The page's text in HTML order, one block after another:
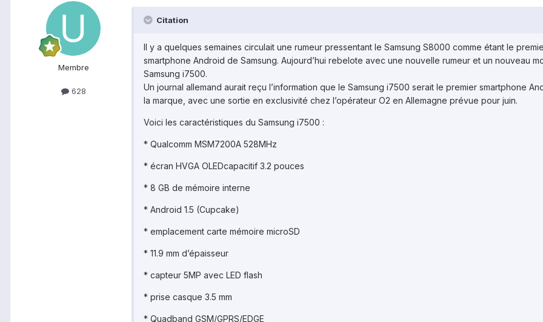
Membre
628
Citation
Il y a quelques semaines circulait une rumeur pressentant le Samsung S8000 comme étant le
smartphone Android de Samsung. Aujourd’hui rebelote avec une nouvelle rumeur et un nouveau
Samsung i7500.
Un journal allemand aurait reçu l’information que le Samsung i7500 serait le premier smartphone
la marque, avec une sortie en exclusivité chez l’opérateur O2 en Allemagne prévue pour juin.
Voici les caractéristiques du Samsung i7500 :
* Qualcomm MSM7200A 528MHz
* écran HVGA OLEDcapacitif 3.2 pouces
* 8 GB de mémoire interne
* Android 1.5 (Cupcake)
* emplacement carte mémoire microSD
* 11.9 mm d’épaisseur
* capteur 5MP avec LED flash
* prise casque 3.5 mm
* Quadband GSM/GPRS/EDGE